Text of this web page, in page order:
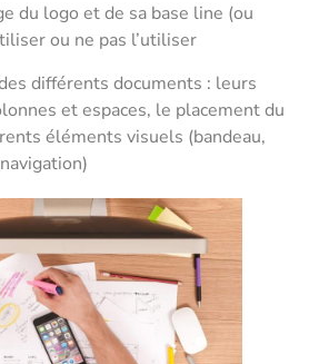
du logo et de sa base line (ou
ou ne pas l’utiliser
différents documents : leurs
et espaces, le placement du
éléments visuels (bandeau,